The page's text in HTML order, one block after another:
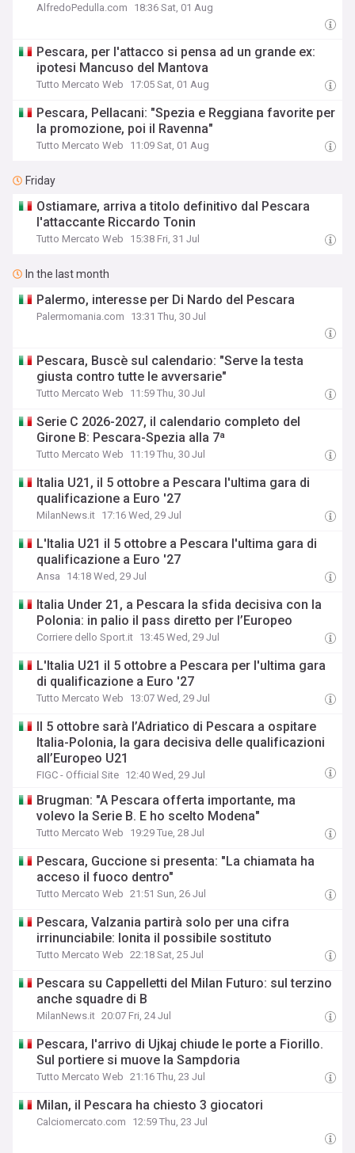
AlfredoPedulla.com 18:36 Sat, 01 Aug
Pescara, per l'attacco si pensa ad un grande ex:
ipotesi Mancuso del Mantova
Tutto Mercato Web 17:05 Sat, 01 Aug
Pescara, Pellacani: "Spezia e Reggiana favorite per
la promozione, poi il Ravenna"
Tutto Mercato Web 11:09 Sat, 01 Aug
Friday
Ostiamare, arriva a titolo definitivo dal Pescara
l'attaccante Riccardo Tonin
Tutto Mercato Web 15:38 Fri, 31 Jul
In the last month
Palermo, interesse per Di Nardo del Pescara
Palermomania.com 13:31 Thu, 30 Jul
Pescara, Buscè sul calendario: "Serve la testa
giusta contro tutte le avversarie"
Tutto Mercato Web 11:59 Thu, 30 Jul
Serie C 2026-2027, il calendario completo del
Girone B: Pescara-Spezia alla 7ª
Tutto Mercato Web 11:19 Thu, 30 Jul
Italia U21, il 5 ottobre a Pescara l'ultima gara di
qualificazione a Euro '27
MilanNews.it 17:16 Wed, 29 Jul
L'Italia U21 il 5 ottobre a Pescara l'ultima gara di
qualificazione a Euro '27
Ansa 14:18 Wed, 29 Jul
Italia Under 21, a Pescara la sfida decisiva con la
Polonia: in palio il pass diretto per l’Europeo
Corriere dello Sport.it 13:45 Wed, 29 Jul
L'Italia U21 il 5 ottobre a Pescara per l'ultima gara
di qualificazione a Euro '27
Tutto Mercato Web 13:07 Wed, 29 Jul
Il 5 ottobre sarà l’Adriatico di Pescara a ospitare
Italia-Polonia, la gara decisiva delle qualificazioni
all’Europeo U21
FIGC - Official Site 12:40 Wed, 29 Jul
Brugman: "A Pescara offerta importante, ma
volevo la Serie B. E ho scelto Modena"
Tutto Mercato Web 19:29 Tue, 28 Jul
Pescara, Guccione si presenta: "La chiamata ha
acceso il fuoco dentro"
Tutto Mercato Web 21:51 Sun, 26 Jul
Pescara, Valzania partirà solo per una cifra
irrinunciabile: Ionita il possibile sostituto
Tutto Mercato Web 22:18 Sat, 25 Jul
Pescara su Cappelletti del Milan Futuro: sul terzino
anche squadre di B
MilanNews.it 20:07 Fri, 24 Jul
Pescara, l'arrivo di Ujkaj chiude le porte a Fiorillo.
Sul portiere si muove la Sampdoria
Tutto Mercato Web 21:16 Thu, 23 Jul
Milan, il Pescara ha chiesto 3 giocatori
Calciomercato.com 12:59 Thu, 23 Jul